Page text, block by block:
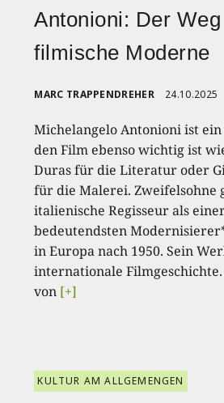
Antonioni: Der
filmische Moderne
MARC TRAPPENDREHER 24.10.2025
Michelangelo Antonioni ist
den Film ebenso wichtig ist
Duras für die Literatur oder
für die Malerei. Zweifelsohne
italienische Regisseur als
bedeutendsten
in Europa nach 1950. Sein
internationale
von [+]
KULTUR AM ALLGEMENGEN